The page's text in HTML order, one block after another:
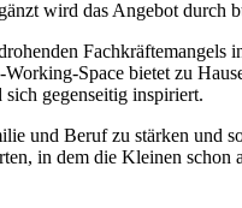
wird das Angebot durch
Space bietet zu
sich gegenseitig inspiriert.
und Beruf zu stärken und
in dem die Kleinen